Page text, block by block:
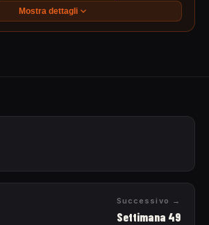
Mostra dettagli
Successivo →
Settimana 49